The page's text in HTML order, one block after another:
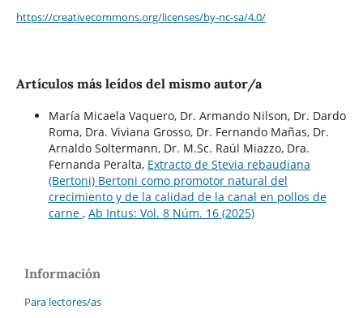
https://creativecommons.org/licenses/by-nc-sa/4.0/
Artículos más leídos del mismo autor/a
María Micaela Vaquero, Dr. Armando Nilson, Dr. Dardo
Roma, Dra. Viviana Grosso, Dr. Fernando Mañas, Dr.
Arnaldo Soltermann, Dr. M.Sc. Raúl Miazzo, Dra.
Fernanda Peralta, Extracto de Stevia rebaudiana
(Bertoni) Bertoni como promotor natural del
crecimiento y de la calidad de la canal en pollos de
carne , Ab Intus: Vol. 8 Núm. 16 (2025)
Información
Para lectores/as